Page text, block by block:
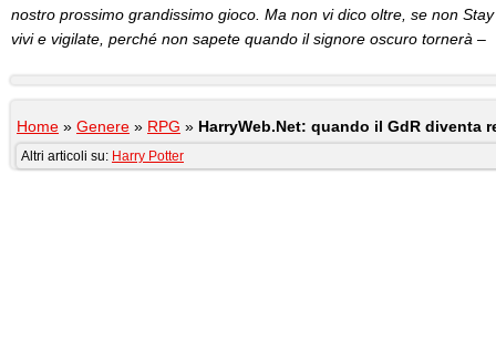
nostro prossimo grandissimo gioco. Ma non vi dico oltre, se non
vivi e vigilate, perché non sapete quando il signore oscuro tornerà –
Home » Genere » RPG » HarryWeb.Net: quando il GdR diventa
Altri articoli su: Harry Potter